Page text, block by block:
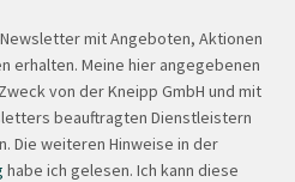
mit Angeboten, Aktionen
erhalten. Meine hier angegebenen
von der Kneipp GmbH und mit
beauftragten Dienstleistern
Die weiteren Hinweise in der
habe ich gelesen. Ich kann diese